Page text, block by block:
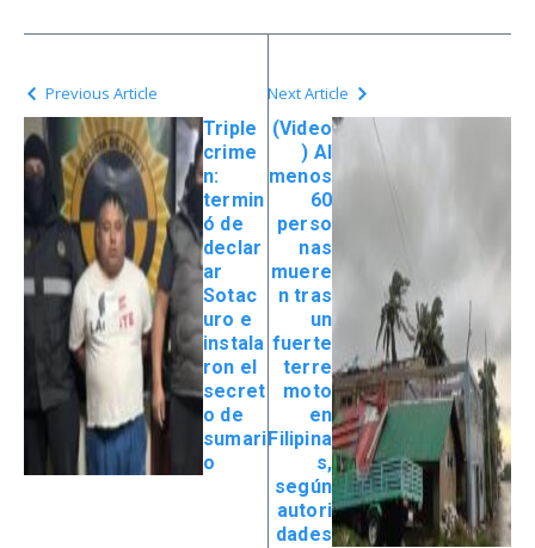
Previous Article
Triple
crime
n:
termin
ó de
declar
ar
Sotac
uro e
instala
ron el
secret
o de
sumari
o
Next Article
(Video
) Al
menos
60
perso
nas
muere
n tras
un
fuerte
terre
moto
en
Filipina
s,
según
autori
dades